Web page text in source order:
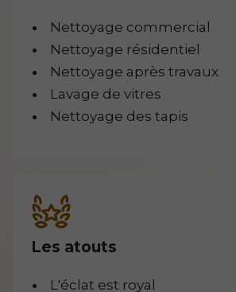
Nettoyage commercial
Nettoyage résidentiel
Nettoyage après travaux
Lavage de vitres
Nettoyage des tapis
Les atouts
L'éclat est royal